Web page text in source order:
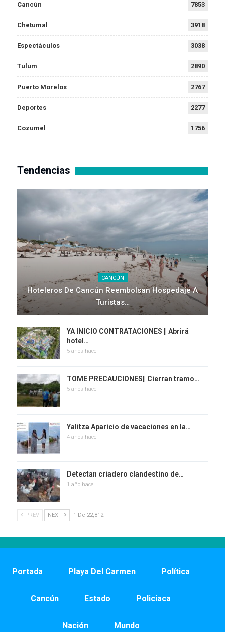
Cancún 7853
Chetumal 3918
Espectáculos 3038
Tulum 2890
Puerto Morelos 2767
Deportes 2277
Cozumel 1756
Tendencias
CANCÚN
Hoteleros De Cancún Reembolsan Hospedaje A
Turistas…
YA INICIO CONTRATACIONES || Abrirá
hotel…
5 años hace
TOME PRECAUCIONES|| Cierran tramo…
5 años hace
Yalitza Aparicio de vacaciones en la…
4 años hace
Detectan criadero clandestino de…
1 año hace
PREV NEXT 1 De 22,812
Portada Playa Del Carmen Política
Cancún Estado Policiaca
Nación Mundo